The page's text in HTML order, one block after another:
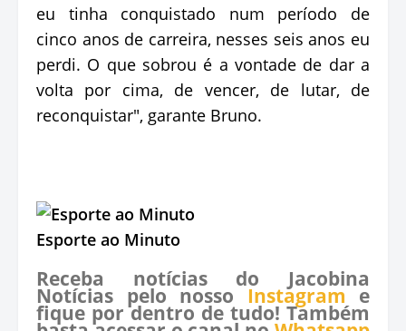
eu tinha conquistado num período de
cinco anos de carreira, nesses seis anos eu
perdi. O que sobrou é a vontade de dar a
volta por cima, de vencer, de lutar, de
reconquistar", garante Bruno.
Esporte ao Minuto
Receba notícias do Jacobina
Notícias pelo nosso Instagram e
fique por dentro de tudo! Também